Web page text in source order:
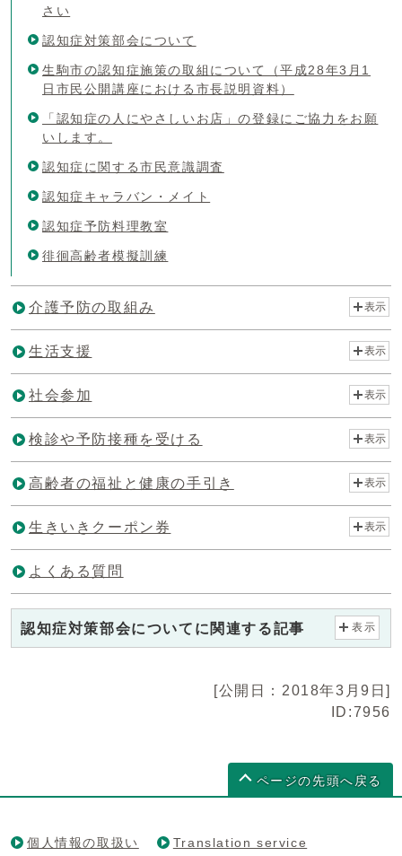
さい
認知症対策部会について
生駒市の認知症施策の取組について（平成28年3月1
日市民公開講座における市長説明資料）
「認知症の人にやさしいお店」の登録にご協力をお願
いします。
認知症に関する市民意識調査
認知症キャラバン・メイト
認知症予防料理教室
徘徊高齢者模擬訓練
介護予防の取組み 表示
生活支援 表示
社会参加 表示
検診や予防接種を受ける 表示
高齢者の福祉と健康の手引き 表示
生きいきクーポン券 表示
よくある質問
認知症対策部会についてに関連する記事 表示
[公開日：2018年3月9日]
ID:7956
ページの先頭へ戻る
個人情報の取扱い Translation service